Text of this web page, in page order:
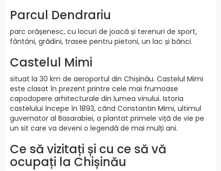
Parcul Dendrariu
parc orășenesc, cu locuri de joacă și terenuri de sport,
fântâni, grădini, trasee pentru pietoni, un lac și bănci.
Castelul Mimi
situat la 30 km de aeroportul din Chișinău. Castelul Mimi
este clasat în prezent printre cele mai frumoase
capodopere arhitecturale din lumea vinului. Istoria
castelului începe în 1893, când Constantin Mimi, ultimul
guvernator al Basarabiei, a plantat primele viță de vie pe
un sit care va deveni o legendă de mai mulți ani.
Ce să vizitați și cu ce să vă
ocupați la Chișinău